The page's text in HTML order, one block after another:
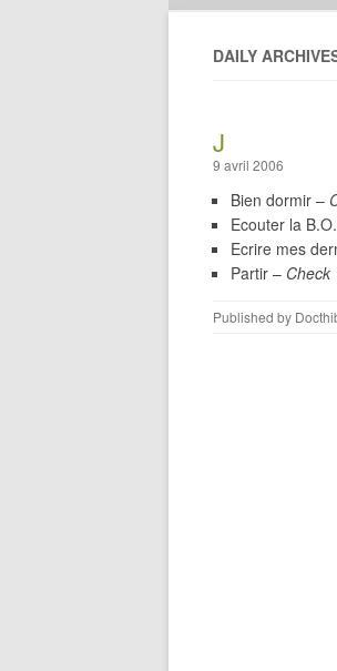
DAILY
J
9 avril 2006
Bien dormir –
Ecouter la
Ecrire mes
Partir – Check
Published by